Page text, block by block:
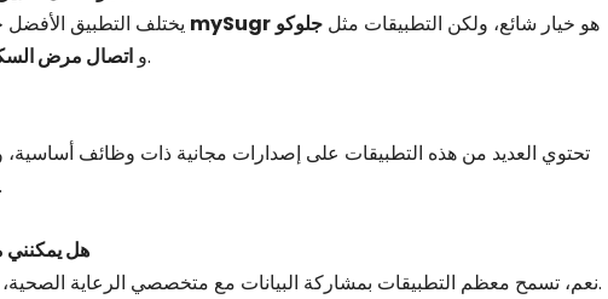
mySugr هو خيار شائع، ولكن التطبيقات مثل جلوكو
و اتصال مرض كما أنها توفر ميزات رائعة.
تحتوي العديد من هذه التطبيقات على إصدارات مجانية ذات وظائف
المتميزة من خلال الاشتراكات.
3. هل
نعم، تسمح معظم التطبيقات بمشاركة البيانات مع متخصصي الرعاية الصحية، مما يجعل مراقبة العلاج أسهل.